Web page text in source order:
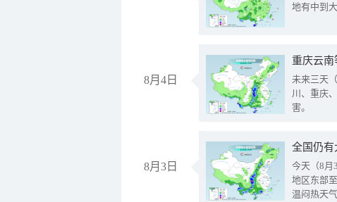
地有中到
8月4日
重庆云南
未来三天
川、重庆
害。
8月3日
全国仍有
今天（8月
地区东部
温闷热天气